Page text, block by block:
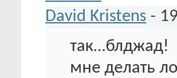
David Kristens -
так...блджад!
мне делать